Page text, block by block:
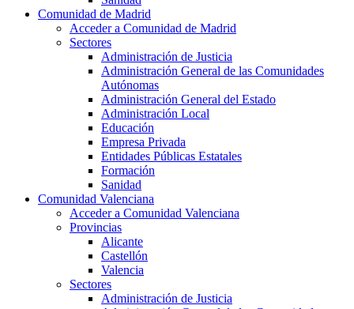
Comunidad de Madrid
Acceder a Comunidad de Madrid
Sectores
Administración de Justicia
Administración General de las Comunidades
Autónomas
Administración General del Estado
Administración Local
Educación
Empresa Privada
Entidades Públicas Estatales
Formación
Sanidad
Comunidad Valenciana
Acceder a Comunidad Valenciana
Provincias
Alicante
Castellón
Valencia
Sectores
Administración de Justicia